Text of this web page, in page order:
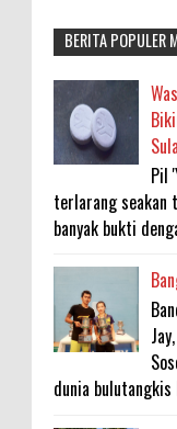
BERITA POPULER
Pil
terlarang seakan
banyak bukti
dunia bulutangkis